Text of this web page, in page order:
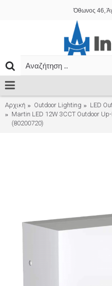
Όθωνος 46,
Αρχική Outdoor Lighting LED
Martin LED 12W 3CCT Outdoor
(80200720)